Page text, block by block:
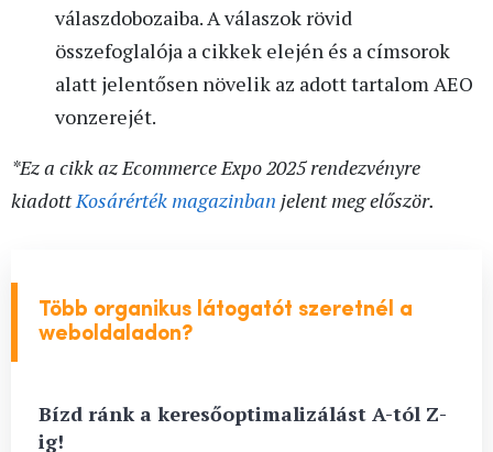
válaszdobozaiba. A válaszok rövid
összefoglalója a cikkek elején és a címsorok
alatt jelentősen növelik az adott tartalom AEO
vonzerejét.
*Ez a cikk az Ecommerce Expo 2025 rendezvényre
kiadottKosárérték magazinban jelent meg először.
Több organikus látogatót szeretnél a
weboldaladon?
Bízd ránk a keresőoptimalizálást A-tól Z-
ig!